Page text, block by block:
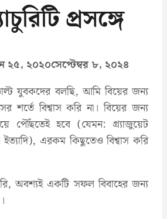
প্রসঙ্গে
২৫, ২০২০সেপ্টেম্বর ৮, ২০২৪
যুবকদের বলছি, আমি বিয়ের জন্য
শর্তে বিশ্বাস করি না। বিয়ের জন্য
পৌঁছতেই হবে (যেমন: গ্র্যাজুয়েট
ইত্যাদি), এরকম কিছুতেও বিশ্বাস করি
অবশ্যই একটি সফল বিবাহের জন্য